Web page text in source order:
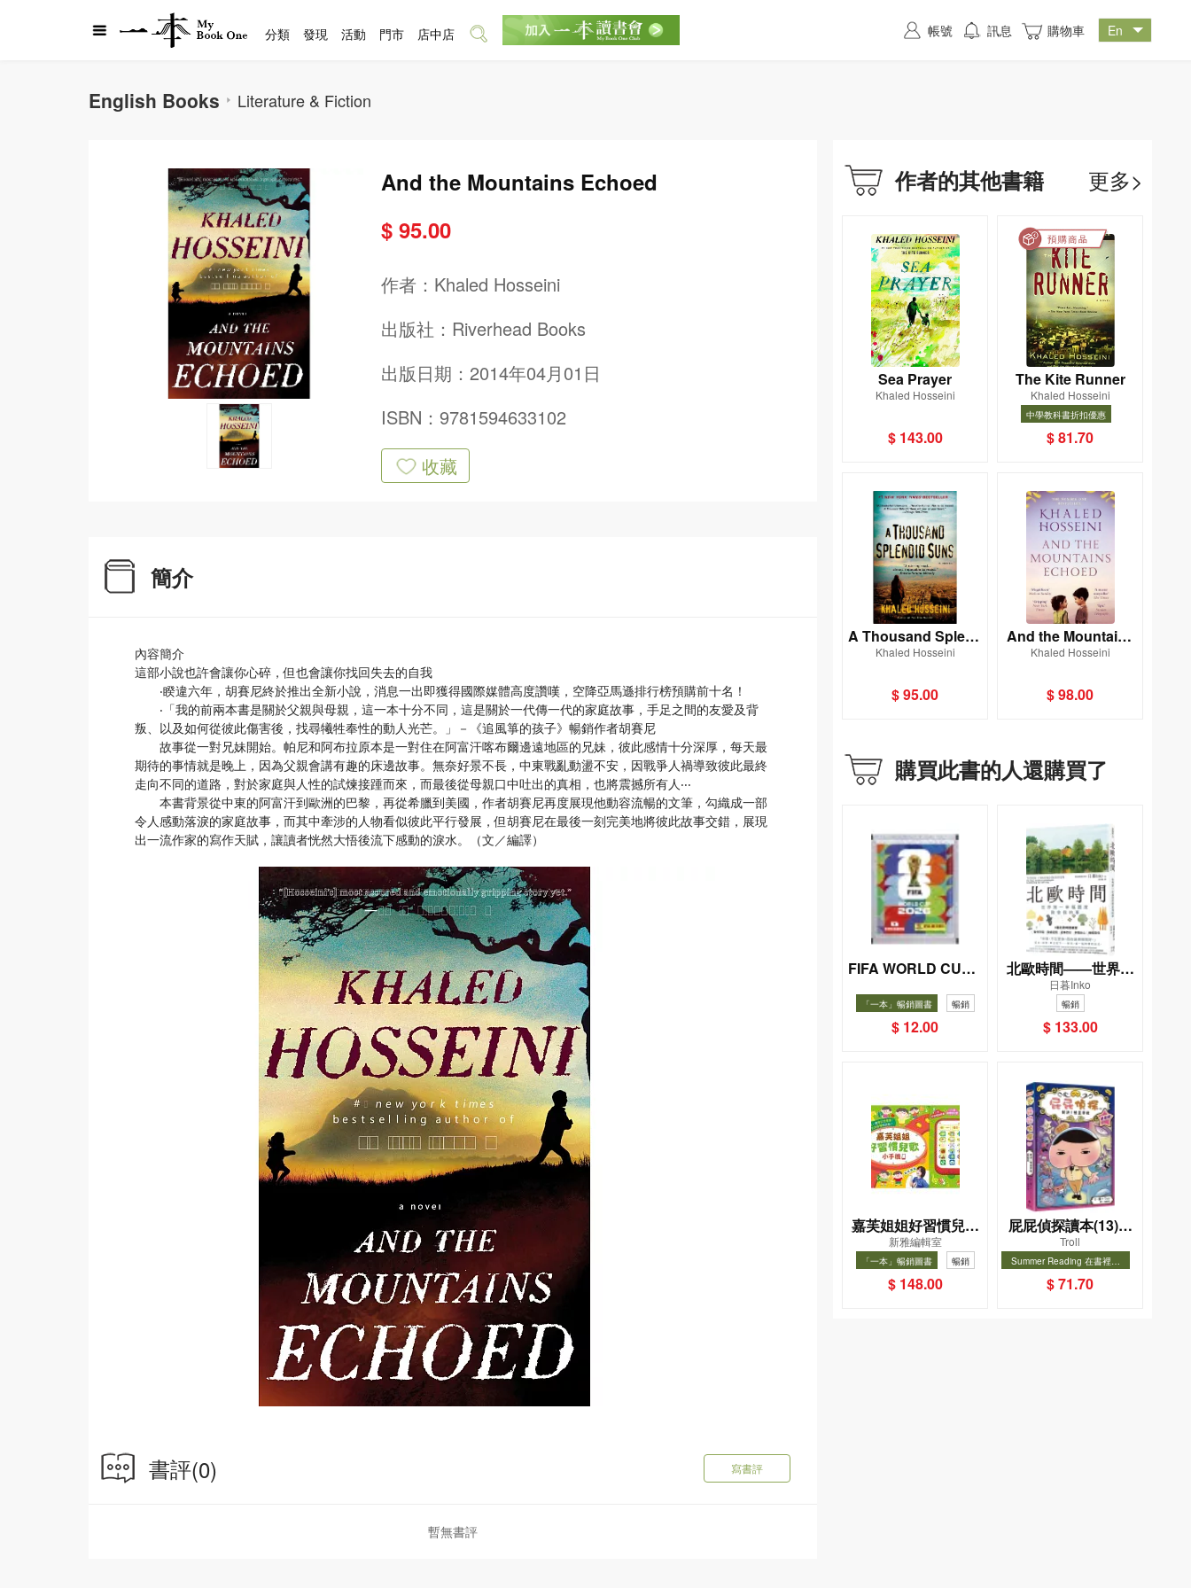
English Books Literature & Fiction
And the Mountains Echoed
$ 95.00
作者： Khaled Hosseini
出版社： Riverhead Books
出版日期：2014年04月01日
ISBN：9781594633102
收藏
簡介
內容簡介
這部小說也許會讓你心碎，但也會讓你找回失去的自我
‧睽違六年，胡賽尼終於推出全新小說，消息一出即獲得國際媒體高度讚嘆，空降亞馬遜排行榜預購前十名！
‧「我的前兩本書是關於父親與母親，這一本十分不同，這是關於一代傳一代的家庭故事，手足之間的友愛及背
叛、以及如何從彼此傷害後，找尋犧牲奉性的動人光芒。」－《追風箏的孩子》暢銷作者胡賽尼
故事從一對兄妹開始。帕尼和阿布拉原本是一對住在阿富汗喀布爾邊遠地區的兄妹，彼此感情十分深厚，每天最
期待的事情就是晚上，因為父親會講有趣的床邊故事。無奈好景不長，中東戰亂動盪不安，因戰爭人禍導致彼此最終
走向不同的道路，對於家庭與人性的試煉接踵而來，而最後從母親口中吐出的真相，也將震撼所有人‧‧‧
本書背景從中東的阿富汗到歐洲的巴黎，再從希臘到美國，作者胡賽尼再度展現他動容流暢的文筆，勾織成一部
令人感動落淚的家庭故事，而其中牽涉的人物看似彼此平行發展，但胡賽尼在最後一刻完美地將彼此故事交錯，展現
出一流作家的寫作天賦，讓讀者恍然大悟後流下感動的淚水。（文／編譯）
書評(0) 寫書評
暫無書評
作者的其他書籍 更多>
Sea Prayer
Khaled Hosseini
$ 143.00
The Kite Runner
Khaled Hosseini
中學教科書折扣優惠
中學教科書折扣優惠
$ 81.70
A Thousand Splend
id Suns
Khaled Hosseini
$ 95.00
And the Mountains
Echoed
Khaled Hosseini
$ 98.00
購買此書的人還購買了
FIFA WORLD CUP 2
貼紙包）
「一本」暢銷圖書 暢銷
$ 12.00
北歐時間——世界第
一幸福國度教會我的
事
日暮Inko
暢銷
$ 133.00
嘉芙姐姐好習慣兒歌
小手機
新雅編輯室
「一本」暢銷圖書 暢銷
$ 148.00
屁屁偵探讀本(13)－
－對決！怪盜學院
（星星篇）
Troll
Summer Reading 在書裡度
選圖書67折
暢銷
$ 71.70
分類 發現 活動 門市 店中店 帳號 訊息 購物車